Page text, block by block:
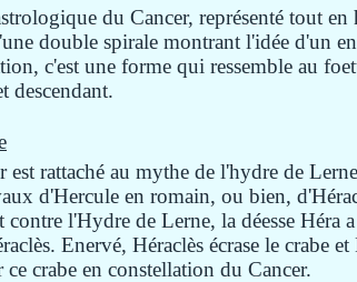
du Cancer, représenté tout en
double spirale montrant l'idée d'un
c'est une forme qui ressemble au
descendant.
est rattaché au mythe de l'hydre de
d'Hercule en romain, ou bien,
contre l'Hydre de Lerne, la déesse Héra
Enervé, Héraclès écrase le crabe
ce crabe en constellation du Cancer.